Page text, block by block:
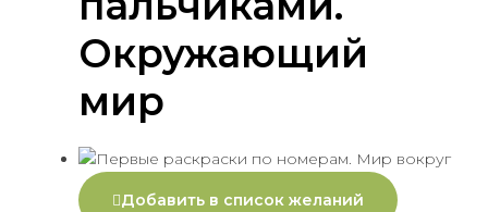
Окружающий
мир
Добавить в список желаний